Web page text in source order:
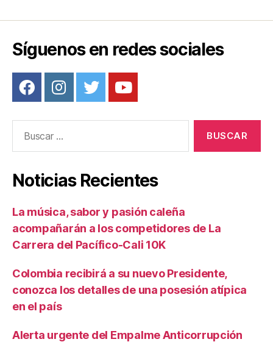
entradas
Síguenos en redes sociales
Noticias Recientes
La música, sabor y pasión caleña
acompañarán a los competidores de La
Carrera del Pacífico-Cali 10K
Colombia recibirá a su nuevo Presidente,
conozca los detalles de una posesión atípica
en el país
Alerta urgente del Empalme Anticorrupción